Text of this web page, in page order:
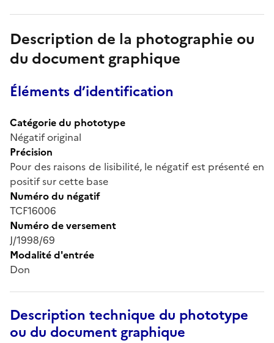
Description de la photographie ou
du document graphique
Éléments d’identification
Catégorie du phototype
Négatif original
Précision
Pour des raisons de lisibilité, le négatif est présenté en
positif sur cette base
Numéro du négatif
TCF16006
Numéro de versement
J/1998/69
Modalité d'entrée
Don
Description technique du phototype
ou du document graphique